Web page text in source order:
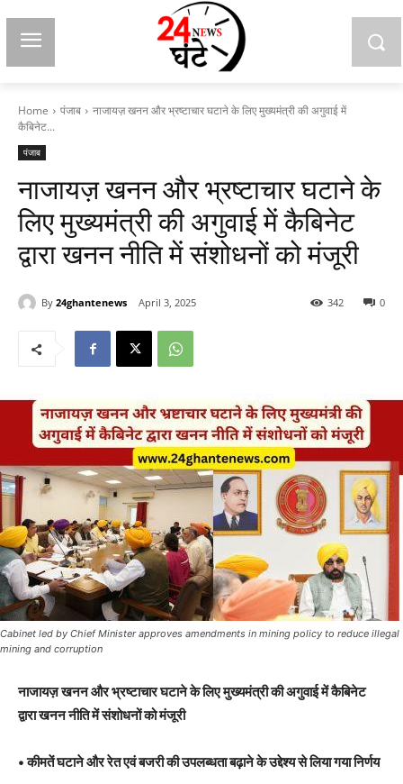
Home पंजाब
नाजायज़ खनन और भ्रष्टाचार घटाने के लिए मुख्यमंत्री की अगुवाई में
कैबिनेट...
पंजाब
नाजायज़ खनन और भ्रष्टाचार घटाने के
लिए मुख्यमंत्री की अगुवाई में कैबिनेट
द्वारा खनन नीति में संशोधनों को मंजूरी
By 24ghantenews April 3, 2025 0
342
Cabinet led by Chief Minister approves amendments in mining policy to reduce illegal
mining and corruption
नाजायज़ खनन और भ्रष्टाचार घटाने के लिए मुख्यमंत्री की अगुवाई में कैबिनेट
द्वारा खनन नीति में संशोधनों को मंजूरी
• कीमतें घटाने और रेत एवं बजरी की उपलब्धता बढ़ाने के उद्देश्य से लिया गया निर्णय